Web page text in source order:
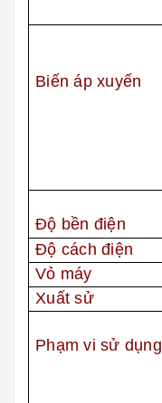
Biến áp xuyến
Độ bền điện
Độ cách điện
Vỏ máy
Xuất sử
Phạm vi sử dụng